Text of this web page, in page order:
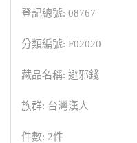
登記總號: 08767
分類編號: F02020
藏品名稱: 避邪錢
族群: 台灣漢人
件數: 2件